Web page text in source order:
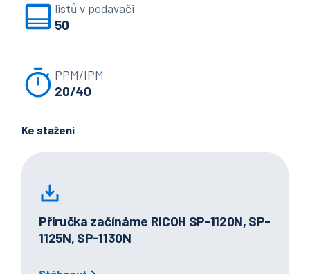
listů v podavači
50
PPM/IPM
20/40
Ke stažení
Příručka začínáme RICOH SP-1120N, SP-
1125N, SP-1130N